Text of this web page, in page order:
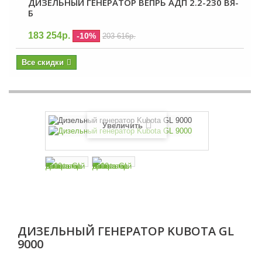
ДИЗЕЛЬНЫЙ ГЕНЕРАТОР ВЕПРЬ АДП 2.2-230 ВЯ-
Б
183 254р. -10% 203 616р.
Все скидки
Увеличить
ДИЗЕЛЬНЫЙ ГЕНЕРАТОР KUBOTA GL
9000